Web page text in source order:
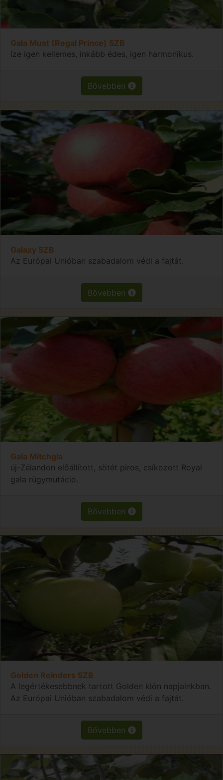
Gala Must (Regal Prince) SZB
íze igen kellemes, inkább édes, igen harmonikus.
Bővebben
Galaxy SZB
Az Európai Unióban szabadalom védi a fajtát.
Bővebben
Gala Mitchgla
új-Zélandon előállított, sötét piros, csíkozott Royal
gala rügymutáció.
Bővebben
Golden Reinders SZB
A legértékesebbnek tartott Golden klón napjainkban.
Az Európai Unióban szabadalom védi a fajtát.
Bővebben